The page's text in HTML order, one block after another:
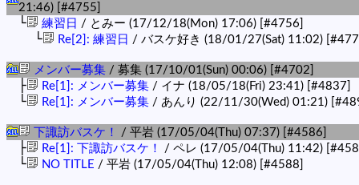
21:46) [#4755]
└ 練習日 / とみー (17/12/18(Mon) 17:06) [#4756]
└ Re[2]: 練習日 / バスケ好き (18/01/27(Sat) 11:02)
メンバー募集 / 募集 (17/10/01(Sun) 00:06) [#4702]
├ Re[1]: メンバー募集 / イナ (18/05/18(Fri) 23:41) [#4837]
└ Re[1]: メンバー募集 / あんり (22/11/30(Wed) 01:21)
下諏訪バスケ！ / 平岩 (17/05/04(Thu) 07:37) [#4586]
├ Re[1]: 下諏訪バスケ！ / ペレ (17/05/04(Thu) 11:42)
└ NO TITLE / 平岩 (17/05/04(Thu) 12:08) [#4588]